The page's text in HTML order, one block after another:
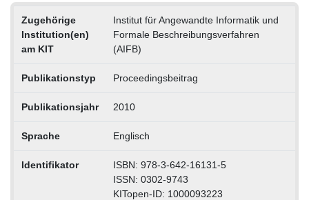
Zugehörige
Institution(en)
am KIT
Institut für Angewandte Informatik und
Formale Beschreibungsverfahren
(AIFB)
Publikationstyp Proceedingsbeitrag
Publikationsjahr 2010
Sprache Englisch
Identifikator
ISBN: 978-3-642-16131-5
ISSN: 0302-9743
KITopen-ID: 1000093223